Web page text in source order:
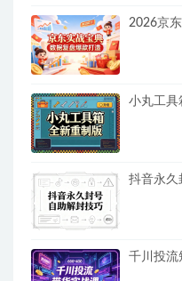
2026京
小丸工具
抖音永久
千川投流